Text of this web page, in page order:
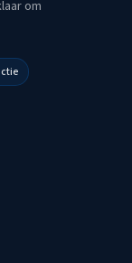
om